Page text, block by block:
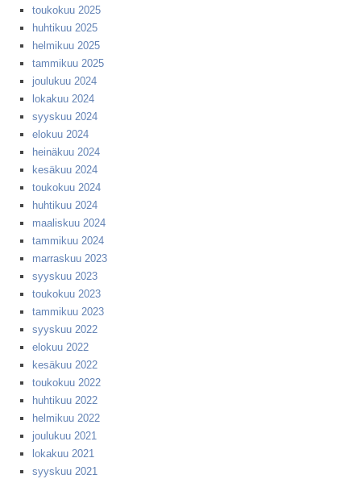
toukokuu 2025
huhtikuu 2025
helmikuu 2025
tammikuu 2025
joulukuu 2024
lokakuu 2024
syyskuu 2024
elokuu 2024
heinäkuu 2024
kesäkuu 2024
toukokuu 2024
huhtikuu 2024
maaliskuu 2024
tammikuu 2024
marraskuu 2023
syyskuu 2023
toukokuu 2023
tammikuu 2023
syyskuu 2022
elokuu 2022
kesäkuu 2022
toukokuu 2022
huhtikuu 2022
helmikuu 2022
joulukuu 2021
lokakuu 2021
syyskuu 2021